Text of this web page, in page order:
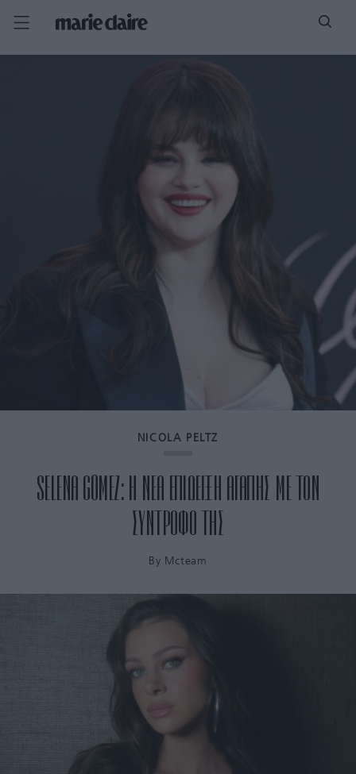
NICOLA PELTZ
SELENA GOMEZ: H ΝΕΑ ΕΠΙΔΕΙΞΗ ΑΓΑΠΗΣ ΜΕ ΤΟΝ
ΣΥΝΤΡΟΦΟ ΤΗΣ
By Mcteam